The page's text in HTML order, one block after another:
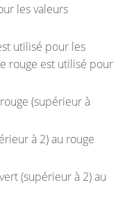
les valeurs
utilisé pour les
rouge est utilisé pour
(supérieur à
à 2) au rouge
(supérieur à 2) au